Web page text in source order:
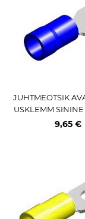
JUHTMEOTSIK
USKLEMM
00TK M+
9,65 €